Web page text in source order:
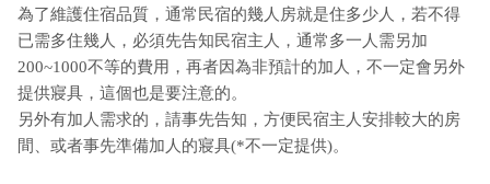
為了維護住宿品質，通常民宿的幾人房就是住多少人，若不得
已需多住幾人，必須先告知民宿主人，通常多一人需另加
200~1000不等的費用，再者因為非預計的加人，不一定會另外
提供寢具，這個也是要注意的。
另外有加人需求的，請事先告知，方便民宿主人安排較大的房
間、或者事先準備加人的寢具(*不一定提供)。